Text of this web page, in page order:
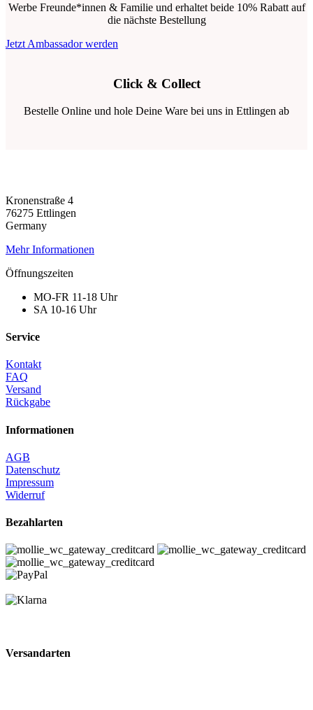
Werbe Freunde*innen & Familie und erhaltet beide 10% Rabatt auf
die nächste Bestellung
Jetzt Ambassador werden
Click & Collect
Bestelle Online und hole Deine Ware bei uns in Ettlingen ab
Kronenstraße 4
76275 Ettlingen
Germany
Mehr Informationen
Öffnungszeiten
MO-FR 11-18 Uhr
SA 10-16 Uhr
Service
Kontakt
FAQ
Versand
Rückgabe
Informationen
AGB
Datenschutz
Impressum
Widerruf
Bezahlarten
Versandarten